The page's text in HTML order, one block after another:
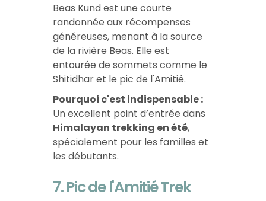
Beas Kund est une courte
randonnée aux récompenses
généreuses, menant à la source
de la rivière Beas. Elle est
entourée de sommets comme le
Shitidhar et le pic de l'Amitié.
Pourquoi c'est indispensable :
Un excellent point d’entrée dans
Himalayan trekking en été,
spécialement pour les familles et
les débutants.
7. Pic de l'Amitié Trek